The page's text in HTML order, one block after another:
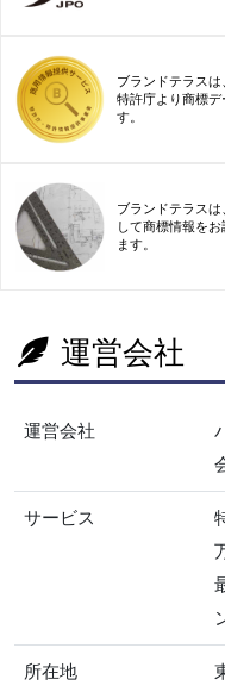
ブランドテラスは
特許庁より商標
す。
ブランドテラス
して商標情報を
ます。
運営会社
運営会社
サービス
所在地